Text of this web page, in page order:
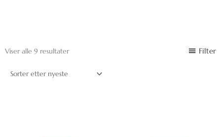
Viser alle 9 resultaterSortert Filter